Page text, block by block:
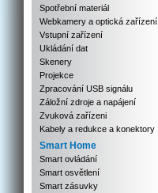
Spotřební materiál
Webkamery a optická zařízení
Vstupní zařízení
Ukládání dat
Skenery
Projekce
Zpracování USB signálu
Záložní zdroje a napájení
Zvuková zařízeni
Kabely a redukce a konektory
Smart Home
Smart ovládání
Smart osvětlení
Smart zásuvky